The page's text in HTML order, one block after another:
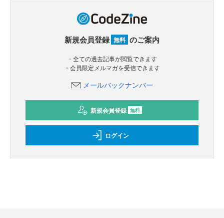
新規会員登録 無料 のご案内
・全ての過去記事が閲覧できます
・会員限定メルマガを受信できます
メールバックナンバー
新規会員登録 無料
ログイン